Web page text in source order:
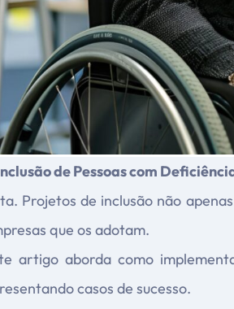
de Pessoas com
Projetos de inclusão não
que os adotam.
artigo aborda como
casos de sucesso.